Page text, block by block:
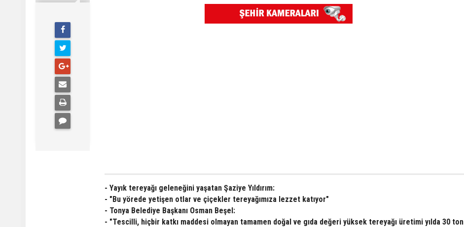
- Yayık tereyağı geleneğini yaşatan Şaziye Yıldırım:
- "Bu yörede yetişen otlar ve çiçekler tereyağımıza lezzet katıyor"
- Tonya Belediye Başkanı Osman Beşel:
- "Tescilli, hiçbir katkı maddesi olmayan tamamen doğal ve gıda değeri yüksek tereyağı üretimi yılda 30 ton